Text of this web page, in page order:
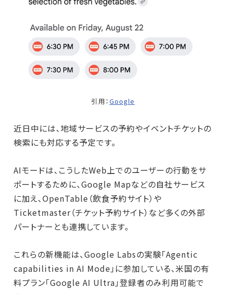
引用： Google
近日中には、地域サービスの予約やイベントチケットの
検索にも対応する予定です。
AIモードは、こうしたWeb上でのユーザーの行動をサ
ポートするために、Google Mapなどの自社サービス
に加え、OpenTable（飲食予約サイト）や
Ticketmaster（チケット予約サイト）など多くの外部
パートナーとも連携しています。
これらの新機能は、Google Labsの実験「Agentic
capabilities in AI Mode」に参加している、米国の有
料プラン「Google AI Ultra」登録者のみ利用可能で